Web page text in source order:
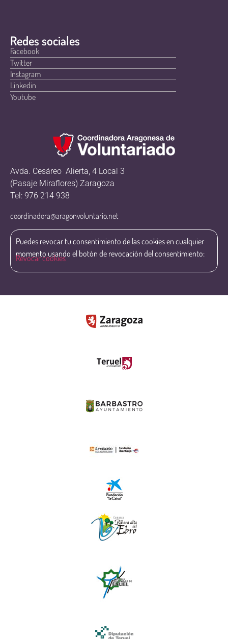
Redes sociales
Facebook
Twitter
Instagram
Linkedin
Youtube
Avda. Cesáreo Alierta, 4 Local 3
(Pasaje Miraflores) Zaragoza
Tel: 976 214 938
coordinadora@aragonvoluntario.net
Puedes revocar tu consentimiento de las cookies en cualquier
momento usando el botón de revocación del consentimiento:
Revocar cookies